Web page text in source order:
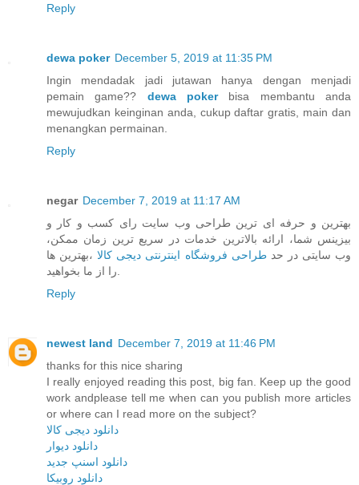
Reply
dewa poker December 5, 2019 at 11:35 PM
Ingin mendadak jadi jutawan hanya dengan menjadi
pemain game?? dewa pokerbisa membantu anda
mewujudkan keinginan anda, cukup daftar gratis, main dan
menangkan permainan.
Reply
negar December 7, 2019 at 11:17 AM
بهترین و حرفه ای ترین طراحی وب سایت رای کسب و کار و
بیزینس شما، ارائه بالاترین خدمات در سریع ترین زمان ممکن،
وب سایتی در حدطراحی فروشگاه اینترنتی دیجی کالا،بهترین ها
Reply
newest land December 7, 2019 at 11:46 PM
thanks for this nice sharing
I really enjoyed reading this post, big fan. Keep up the good
work andplease tell me when can you publish more articles
or where can I read more on the subject?
دانلود دیجی کالا
دانلود دیوار
دانلود اسنپ جدید
دانلود روبیکا